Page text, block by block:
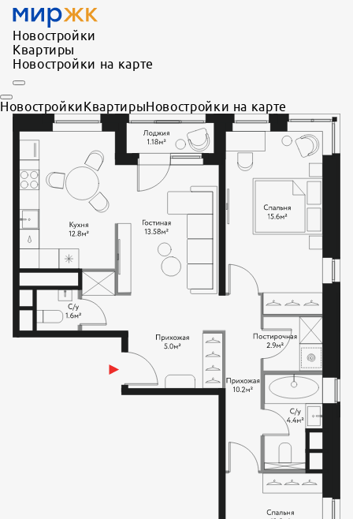
Новостройки
Квартиры
Новостройки на карте
НовостройкиКвартирыНовостройки на карте